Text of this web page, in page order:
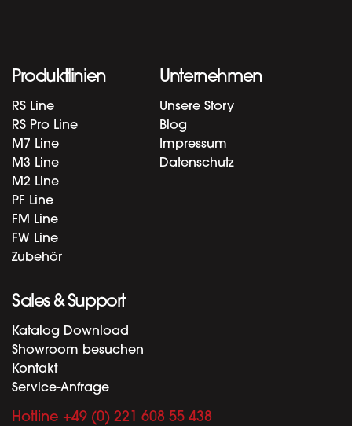
Produktlinien
RS Line
RS Pro Line
M7 Line
M3 Line
M2 Line
PF Line
FM Line
FW Line
Zubehör
Unternehmen
Unsere Story
Blog
Impressum
Datenschutz
Sales & Support
Katalog Download
Showroom besuchen
Kontakt
Service-Anfrage
Hotline +49 (0) 221 608 55 438